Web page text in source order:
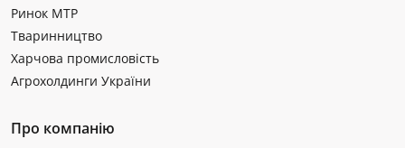
Ринок МТР
Тваринництво
Харчова промисловість
Агрохолдинги України
Про компанію